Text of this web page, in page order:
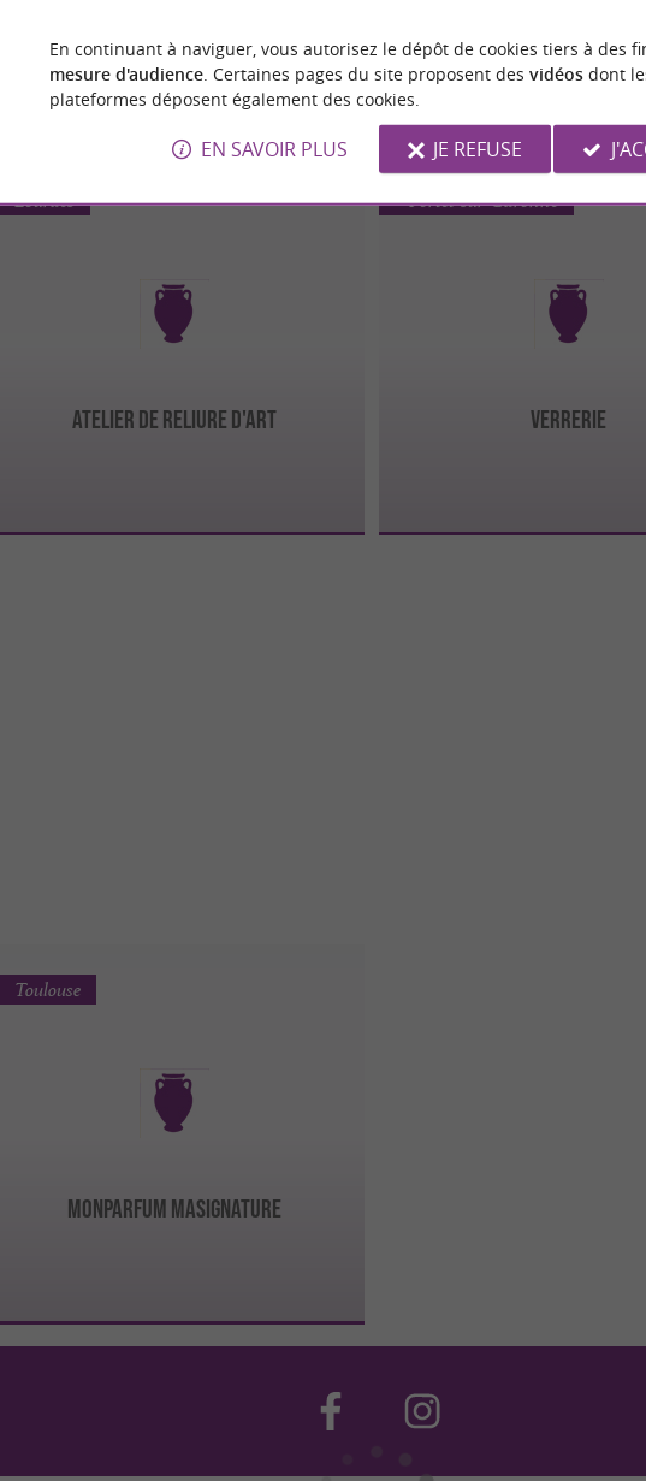
ATELIER DE RELIURE D'ART
Lourdes
Verrerie
Portet-sur-Garonne
Monparfum Masignature
Toulouse
En continuant à naviguer, vous autorisez le dépôt de cookies tiers à des
mesure d'audience. Certaines pages du site proposent des vidéosdont
plateformes déposent également des cookies.
EN SAVOIR PLUS JE REFUSE